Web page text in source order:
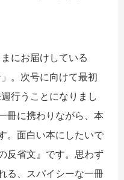
にお届けしている
。次号に向けて最初
行うことになりまし
冊に携わりながら、本
。面白い本にしたいで
反省文』です。思わず
る、スパイシーな一冊